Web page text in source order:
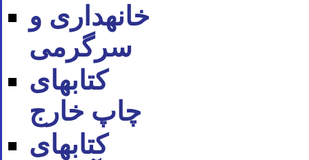
خانه‪داری و
سرگرمی
کتاب‪های
چاپ خارج
کتاب‪های